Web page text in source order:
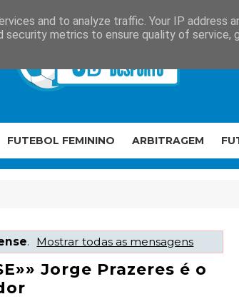
FUTEBOL FEMININO ARBITRAGEM
. Mostrar todas as mensagens
Jorge Prazeres é o
and to analyze traffic. Your IP address
security metrics to ensure quality of service,